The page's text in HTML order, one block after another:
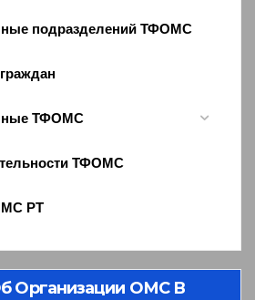
подразделений ТФОМС
ТФОМС
ТФОМС
РТ
Организации ОМС В